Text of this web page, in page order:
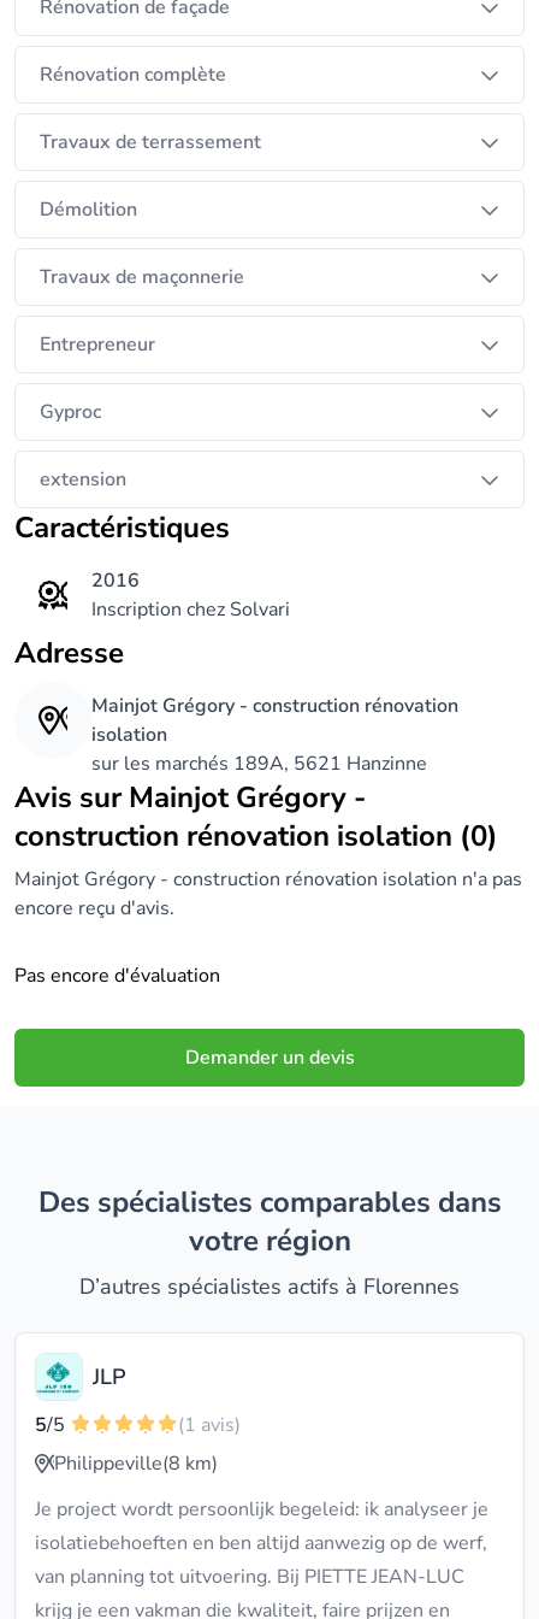
Rénovation de façade
Rénovation complète
Travaux de terrassement
Démolition
Travaux de maçonnerie
Entrepreneur
Gyproc
extension
Caractéristiques
2016
Inscription chez Solvari
Adresse
Mainjot Grégory - construction rénovation
isolation
sur les marchés 189A, 5621 Hanzinne
Avis sur Mainjot Grégory -
construction rénovation isolation (0)
Mainjot Grégory - construction rénovation isolation n'a pas
encore reçu d'avis.
Pas encore d'évaluation
Demander un devis
Des spécialistes comparables dans
votre région
D’autres spécialistes actifs à Florennes
JLP
5/5
(1 avis)
Philippeville(8 km)
Je project wordt persoonlijk begeleid: ik analyseer je
isolatiebehoeften en ben altijd aanwezig op de werf,
van planning tot uitvoering. Bij PIETTE JEAN-LUC
krijg je een vakman die kwaliteit, faire prijzen en